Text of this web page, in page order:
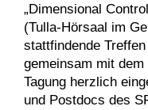
„Dimensional
(Tulla-Hörsaal im
stattfindende
gemeinsam mit
Tagung herzlich
und Postdocs des